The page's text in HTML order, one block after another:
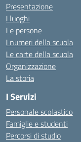
Presentazione
I luoghi
Le persone
I numeri della scuola
Le carte della scuola
Organizzazione
La storia
I Servizi
Personale scolastico
Famiglie e studenti
Percorsi di studio